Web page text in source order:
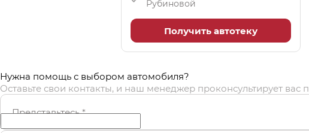
Рубиновой
Получить автотеку
Нужна помощь с выбором автомобиля?
Оставьте свои контакты, и наш менеджер проконсультирует вас
Представьтесь*